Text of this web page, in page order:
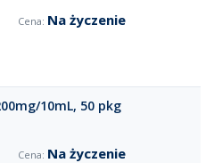
Na życzenie
10mL, 50 pkg
Na życzenie